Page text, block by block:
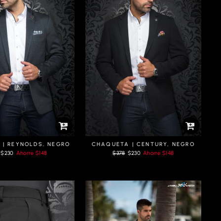
REYNOLDS, NEGRO
Prix
$230 Ahorre $148
CHAQUETA | CENTURY, NEGRO
Prix
$378 Prix
$230 Ahorre$148